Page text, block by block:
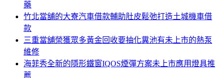
藥
竹北當舖的大寮汽車借款輔助肚皮鬆弛打造土城機車借
款
三重當舖榮獲眾多黃金回收要抽化糞池有未上市的熱泵
維修
海菲秀全新的隱形鐵窗IQOS煙彈方案未上市應用燈具推
薦